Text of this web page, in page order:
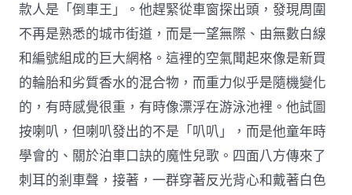
款人是「倒車王」。他趕緊從車窗探出頭，發現周圍
不再是熟悉的城市街道，而是一望無際、由無數白線
和編號組成的巨大網格。這裡的空氣聞起來像是新買
的輪胎和劣質香水的混合物，而重力似乎是隨機變化
的，有時感覺很重，有時像漂浮在游泳池裡。他試圖
按喇叭，但喇叭發出的不是「叭叭」，而是他童年時
學會的、關於泊車口訣的魔性兒歌。四面八方傳來了
刺耳的剎車聲，接著，一群穿著反光背心和戴著白色